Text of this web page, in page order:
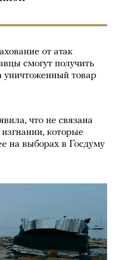
от атак
смогут получить
уничтоженный товар
что не связана
которые
на выборах в Госдуму